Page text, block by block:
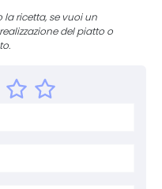
la ricetta, se vuoi un
del piatto o